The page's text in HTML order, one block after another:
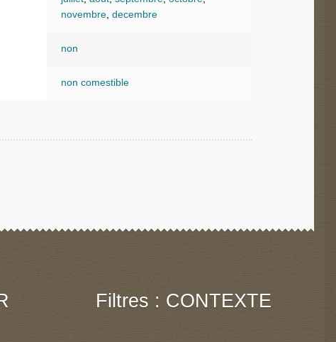
novembre, decembre
non
non comestible
Filtres : CONTEXTE